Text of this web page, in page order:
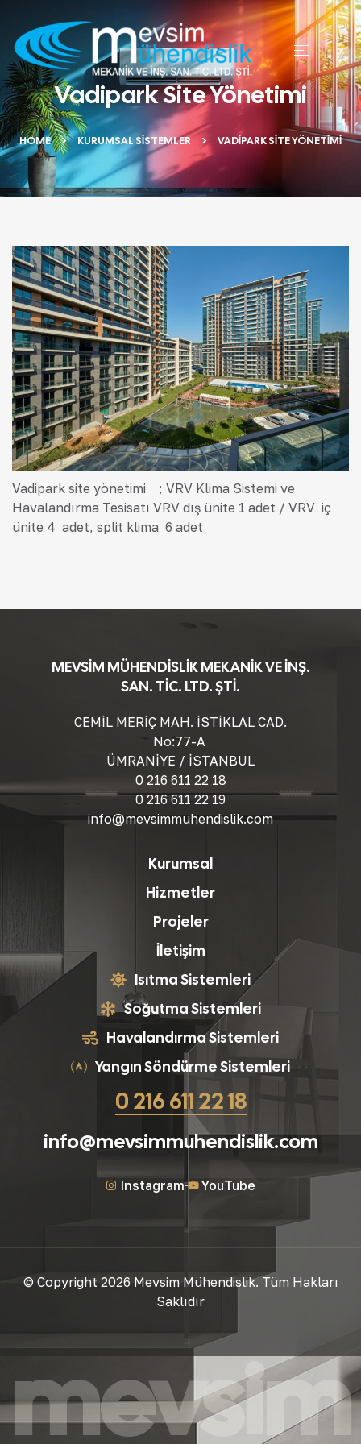
Vadipark Site Yönetimi
HOME KURUMSAL SISTEMLER VADIPARK SITE YÖNETIMI
Vadipark site yönetimi ; VRV Klima Sistemi ve
Havalandırma Tesisatı VRV dış ünite 1 adet / VRV iç
ünite 4 adet, split klima 6 adet
MEVSİM MÜHENDİSLİK MEKANİK VE İNŞ.
SAN. TİC. LTD. ŞTİ.
CEMİL MERİÇ MAH. İSTİKLAL CAD.
No:77-A
ÜMRANİYE / İSTANBUL
0 216 611 22 18
0 216 611 22 19
info@mevsimmuhendislik.com
Kurumsal
Hizmetler
Projeler
İletişim
Isıtma Sistemleri
Soğutma Sistemleri
Havalandırma Sistemleri
Yangın Söndürme Sistemleri
0 216 611 22 18
info@mevsimmuhendislik.com
Instagram YouTube
© Copyright 2026 Mevsim Mühendislik. Tüm Hakları
Saklıdır
mevsim